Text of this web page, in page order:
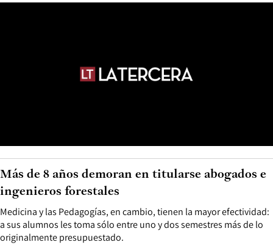
Medicina y las Pedagogías, en cambio, tienen la mayor efectividad:
a sus alumnos les toma sólo entre uno y dos semestres más de lo
originalmente presupuestado.
Más de 8 años demoran en titularse abogados e
ingenieros forestales